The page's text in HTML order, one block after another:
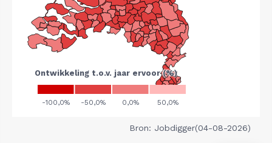
Bron: Jobdigger(04-08-2026)